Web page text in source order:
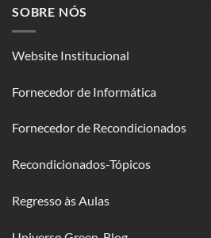
SOBRE NÓS
Website Institucional
Fornecedor de Informática
Fornecedor de Recondicionados
Recondicionados-Tópicos
Regresso às Aulas